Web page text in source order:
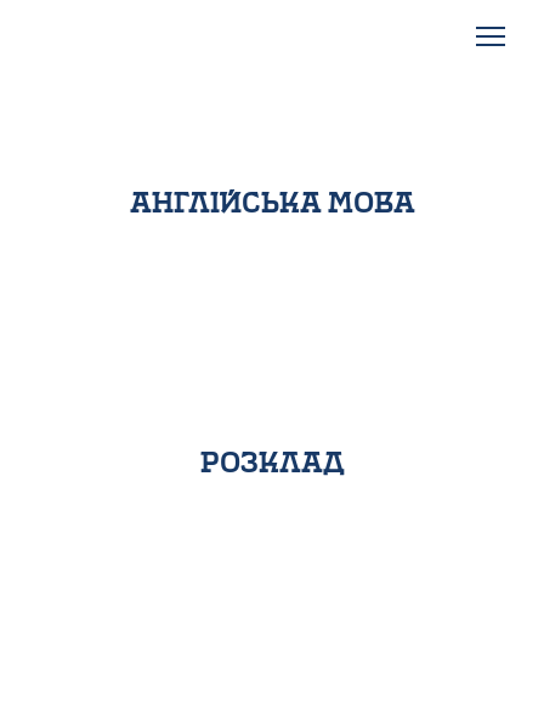
англійська мова
розклад